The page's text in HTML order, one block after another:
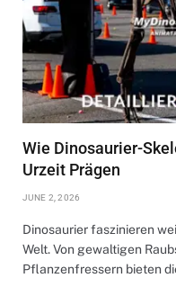
Wie Dinosaurier-
Urzeit Prägen
JUNE 2, 2026
Dinosaurier faszinieren
Welt. Von gewaltigen
Pflanzenfressern bieten